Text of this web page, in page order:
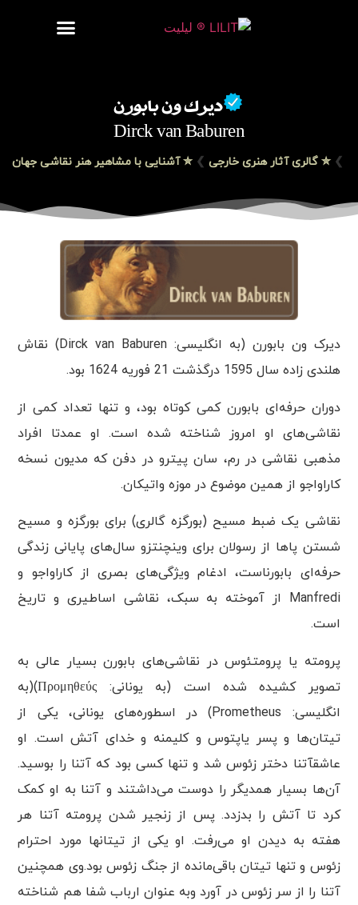
دیرک ون بابورن
Dirck van Baburen
❯ ✮ گالری آثار هنری خارجی ❯ ✮ آشنایی با مشاهیر هنر نقاشی جهان
دیرک ون بابورن (به انگلیسی: Dirck van Baburen) نقاش
هلندی زاده سال 1595 درگذشت 21 فوریه 1624 بود.
دوران حرفه‌ای بابورن کمی کوتاه بود، و تنها تعداد کمی از
نقاشی‌های او امروز شناخته شده است. او عمدتا افراد
مذهبی نقاشی در رم، سان پیترو در دفن که مدیون نسخه
کاراواجو از همین موضوع در موزه واتیکان.
نقاشی یک ضبط مسیح (بورگزه گالری) برای بورگزه و مسیح
شستن پاها از رسولان برای وینچنتزو سال‌های پایانی زندگی
حرفه‌ای بابورناست، ادغام ویژگی‌های بصری از کاراواجو و
Manfredi از آموخته به سبک، نقاشی اساطیری و تاریخ
است.
پرومته یا پرومتئوس در نقاشی‌های بابورن بسیار عالی به
تصویر کشیده شده است (به یونانی: Προμηθεύς)(به
انگلیسی: Prometheus) در اسطوره‌های یونانی، یکی از
تیتان‌ها و پسر یاپتوس و کلیمنه و خدای آتش است. او
عاشقآتنا دختر زئوس شد و تنها کسی بود که آتنا را بوسید.
آن‌ها بسیار همدیگر را دوست می‌داشتند و آتنا به او کمک
کرد تا آتش را بدزدد. پس از زنجیر شدن پرومته آتنا هر
هفته به دیدن او می‌رفت. او یکی از تیتانها مورد احترام
زئوس و تنها تیتان باقی‌مانده از جنگ زئوس بود.وی همچنین
آتنا را از سر زئوس در آورد وبه عنوان ارباب شفا هم شناخته